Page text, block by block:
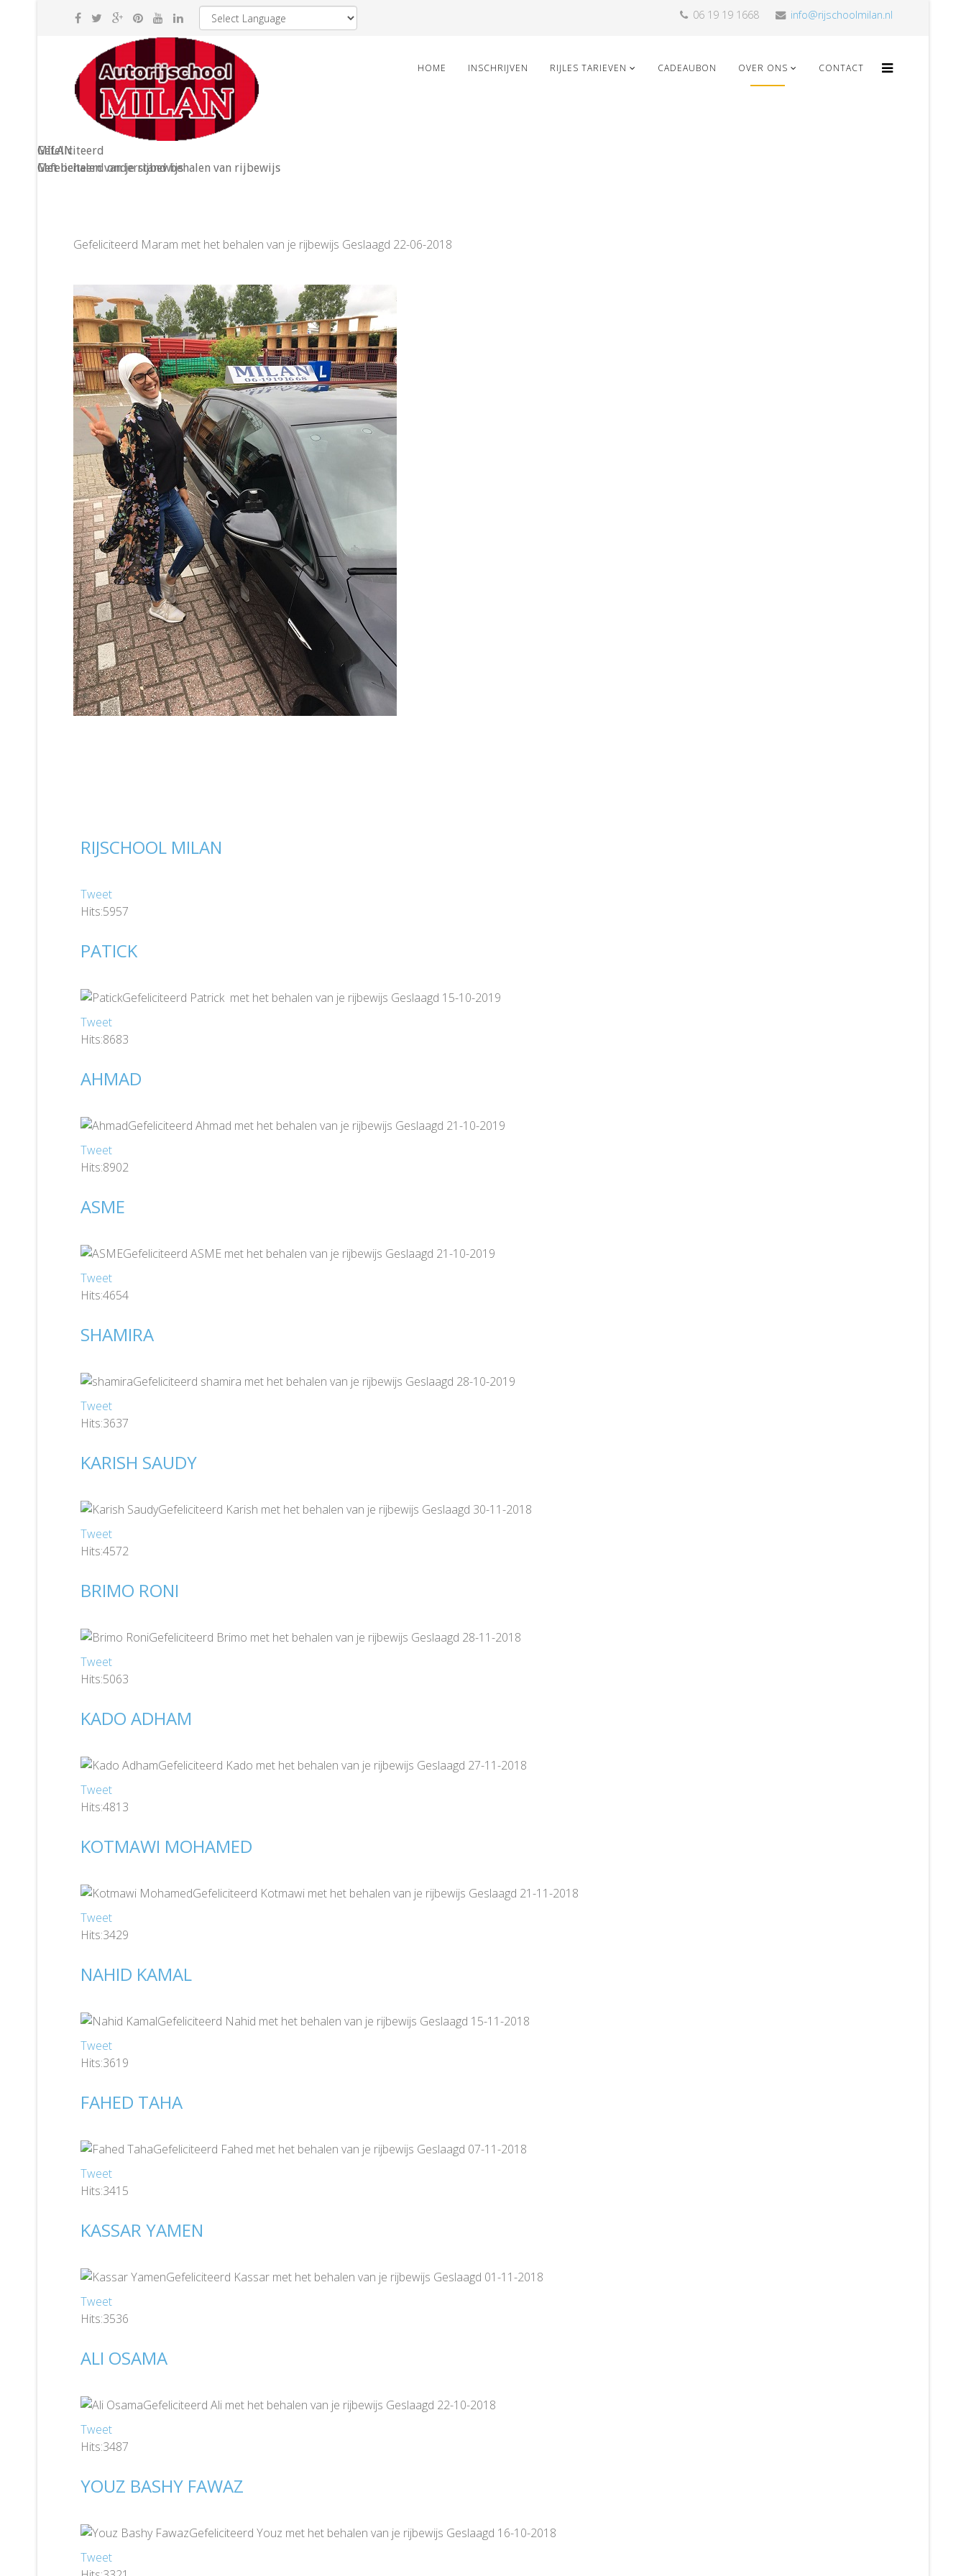
06 19 19 1668 info@rijschoolmilan.nl
HOME INSCHRIJVEN RIJLES TARIEVEN CADEAUBON OVER ONS CONTACT
MILAN
Gefeliciteerd onderstand behalen van rijbewijs
Gefeliciteerd
Met behalen van je rijbewijs
Gefeliciteerd Maram met het behalen van je rijbewijs Geslaagd 22-06-2018
RIJSCHOOL MILAN
Tweet
Hits:5957
PATICK
Gefeliciteerd Patrick met het behalen van je rijbewijs Geslaagd 15-10-2019
Tweet
Hits:8683
AHMAD
Gefeliciteerd Ahmad met het behalen van je rijbewijs Geslaagd 21-10-2019
Tweet
Hits:8902
ASME
Gefeliciteerd ASME met het behalen van je rijbewijs Geslaagd 21-10-2019
Tweet
Hits:4654
SHAMIRA
Gefeliciteerd shamira met het behalen van je rijbewijs Geslaagd 28-10-2019
Tweet
Hits:3637
KARISH SAUDY
Gefeliciteerd Karish met het behalen van je rijbewijs Geslaagd 30-11-2018
Tweet
Hits:4572
BRIMO RONI
Gefeliciteerd Brimo met het behalen van je rijbewijs Geslaagd 28-11-2018
Tweet
Hits:5063
KADO ADHAM
Gefeliciteerd Kado met het behalen van je rijbewijs Geslaagd 27-11-2018
Tweet
Hits:4813
KOTMAWI MOHAMED
Gefeliciteerd Kotmawi met het behalen van je rijbewijs Geslaagd 21-11-2018
Tweet
Hits:3429
NAHID KAMAL
Gefeliciteerd Nahid met het behalen van je rijbewijs Geslaagd 15-11-2018
Tweet
Hits:3619
FAHED TAHA
Gefeliciteerd Fahed met het behalen van je rijbewijs Geslaagd 07-11-2018
Tweet
Hits:3415
KASSAR YAMEN
Gefeliciteerd Kassar met het behalen van je rijbewijs Geslaagd 01-11-2018
Tweet
Hits:3536
ALI OSAMA
Gefeliciteerd Ali met het behalen van je rijbewijs Geslaagd 22-10-2018
Tweet
Hits:3487
YOUZ BASHY FAWAZ
Gefeliciteerd Youz met het behalen van je rijbewijs Geslaagd 16-10-2018
Tweet